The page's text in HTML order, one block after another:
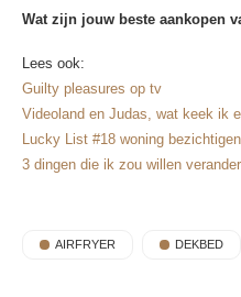
Wat zijn jouw beste aankopen
Lees ook:
Guilty pleasures op tv
Videoland en Judas, wat keek ik
Lucky List #18 woning
3 dingen die ik zou willen
AIRFRYER DEKBED